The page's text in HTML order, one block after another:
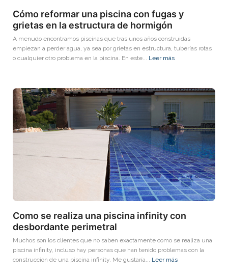
Cómo reformar una piscina con fugas y
grietas en la estructura de hormigón
A menudo encontramos piscinas que tras unos años construidas
empiezan a perder agua, ya sea por grietas en estructura, tuberías rotas
o cualquier otro problema en la piscina. En este... Leer más
Como se realiza una piscina infinity con
desbordante perimetral
Muchos son los clientes que no saben exactamente como se realiza una
piscina infinity, incluso hay personas que han tenido problemas con la
construcción de una piscina infinity. Me gustaría... Leer más